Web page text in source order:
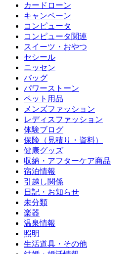
カードローン
キャンペーン
コンピュータ
コンピュータ関連
スイーツ・おやつ
セシール
ニッセン
バッグ
パワーストーン
ペット用品
メンズファッション
レディスファッション
体験ブログ
保険（見積り・資料）
健康グッズ
収納・アフターケア商品
宿泊情報
引越し関係
日記・お知らせ
未分類
楽器
温泉情報
照明
生活道具・その他